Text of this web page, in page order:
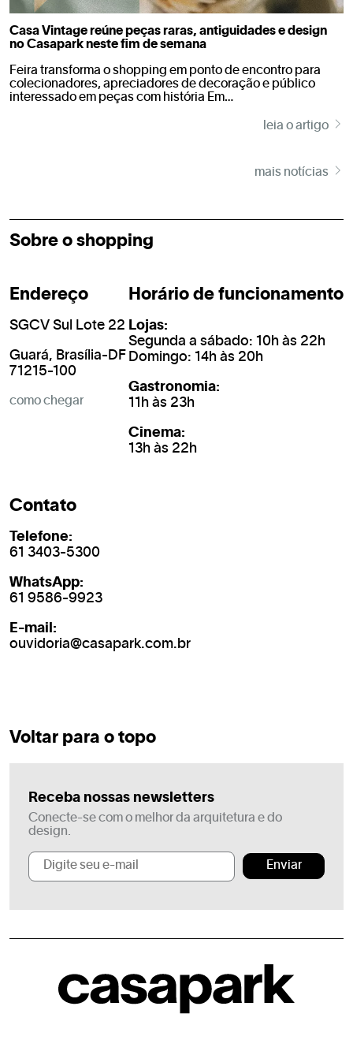
Casa Vintage reúne peças raras, antiguidades e design
no Casapark neste fim de semana
Feira transforma o shopping em ponto de encontro para
colecionadores, apreciadores de decoração e público
interessado em peças com história Em…
leia o artigo
mais notícias
Sobre o shopping
Endereço
SGCV Sul Lote 22
Guará, Brasília-DF
71215-100
como chegar
Horário de funcionamento
Lojas:
Segunda a sábado: 10h às 22h
Domingo: 14h às 20h
Gastronomia:
11h às 23h
Cinema:
13h às 22h
Contato
Telefone:
61 3403-5300
WhatsApp:
61 9586-9923
E-mail:
ouvidoria@casapark.com.br
Voltar para o topo
Receba nossas newsletters
Conecte-se com o melhor da arquitetura e do
design.
Enviar